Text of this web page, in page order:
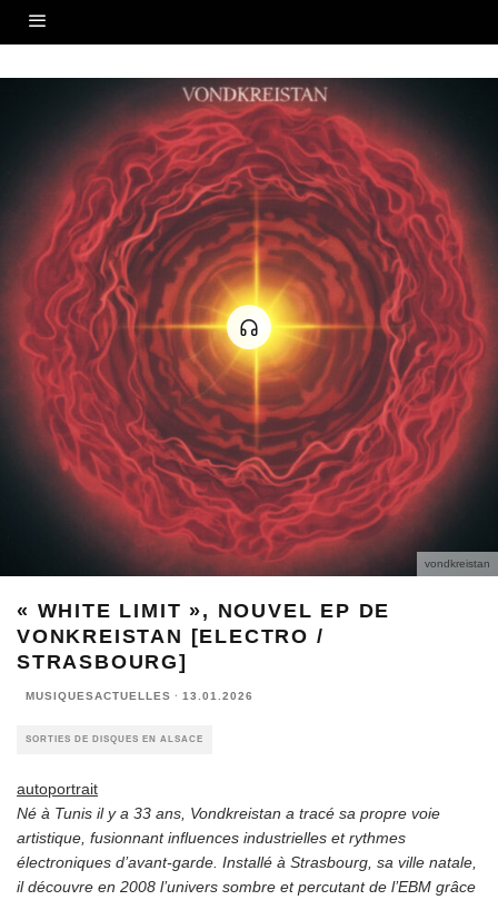
vondkreistan
« WHITE LIMIT », NOUVEL EP DE
VONKREISTAN [ELECTRO /
STRASBOURG]
MUSIQUESACTUELLES · 13.01.2026
SORTIES DE DISQUES EN ALSACE
autoportrait
Né à Tunis il y a 33 ans, Vondkreistan a tracé sa propre voie
artistique, fusionnant influences industrielles et rythmes
électroniques d’avant-garde. Installé à Strasbourg, sa ville natale,
il découvre en 2008 l’univers sombre et percutant de l’EBM grâce